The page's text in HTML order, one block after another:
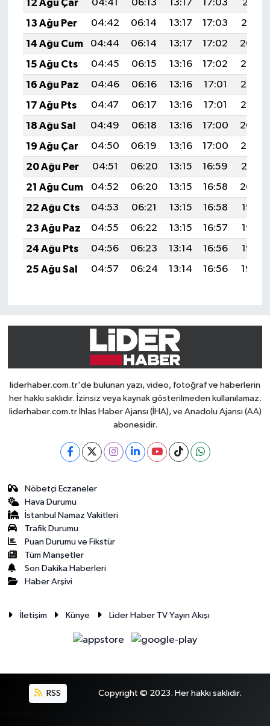
12 Ağu Çar
04:41 06:13 13:17 17:03
20:11
13 Ağu Per
04:42 06:14 13:17 17:03
20:10
14 Ağu Cum
04:44 06:14 13:17 17:02
20:09
15 Ağu Cts
04:45 06:15 13:16 17:02
20:08
16 Ağu Paz
04:46 06:16 13:16 17:01
20:06
17 Ağu Pts
04:47 06:17 13:16 17:01
20:05
18 Ağu Sal
04:49 06:18 13:16 17:00
20:04
19 Ağu Çar
04:50 06:19 13:16 17:00
20:02
20 Ağu Per
04:51 06:20 13:15 16:59
20:01
21 Ağu Cum
04:52 06:20 13:15 16:58
20:00
22 Ağu Cts
04:53 06:21 13:15 16:58
19:58
23 Ağu Paz
04:55 06:22 13:15 16:57
19:57
24 Ağu Pts
04:56 06:23 13:14 16:56
19:56
25 Ağu Sal
04:57 06:24 13:14 16:56 19:54
liderhaber.com.tr'de bulunan yazı, video, fotoğraf ve haberlerin
her hakkı saklıdır. İzinsiz veya kaynak gösterilmeden kullanılamaz.
liderhaber.com.tr İhlas Haber Ajansı (İHA), ve Anadolu Ajansı (AA)
abonesidir.
Nöbetçi Eczaneler
Hava Durumu
İstanbul Namaz Vakitleri
Trafik Durumu
Puan Durumu ve Fikstür
Tüm Manşetler
Son Dakika Haberleri
Haber Arşivi
İletişim Künye Lider Haber TV Yayın Akışı
RSS Copyright © 2023. Her hakkı saklıdır.